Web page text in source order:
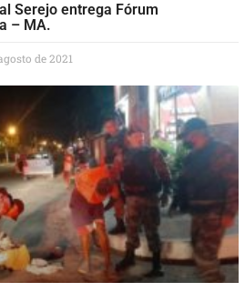
Serejo entrega Fórum
– MA.
de 2021